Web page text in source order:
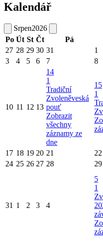
Kalendář
Srpen2026
Po Út St Čt Pá
27 28 29 30 31 1
3
4 5 6 7 8
10 11 12 13
14
1
Tradiční
Zvoleněveská
pouť
Zobrazit
všechny
záznamy ze
dne
15
1
17 18 19 20 21 22
24 25 26 27 28 29
31 1 2 3 4
5
1